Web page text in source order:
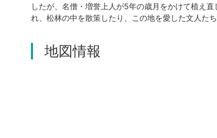
したが、名僧・増誉上人が5年の歳月をかけて植え
れ、松林の中を散策したり、この地を愛した文人た
地図情報